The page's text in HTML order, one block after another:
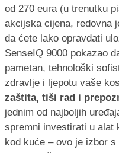
od 270 eura (u trenutku
akcijska cijena, redovna
da ćete lako opravdati
SenseIQ 9000 pokazao
pametan, tehnološki
zdravlje i ljepotu vaše
zaštita, tiši rad i
jednim od najboljih
spremni investirati u alat
kod kuće – ovo je izbor